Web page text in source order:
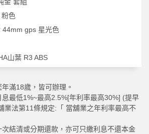
色
gps 星光色
山葉 R3 ABS
滿18歲，皆可辦理。
最低1%~最高2.5%[年利率最高30%] (提早
業法第11條規定:「 當舖業之年利率最高不
結清或分期還款，亦可只繳利息不還本金